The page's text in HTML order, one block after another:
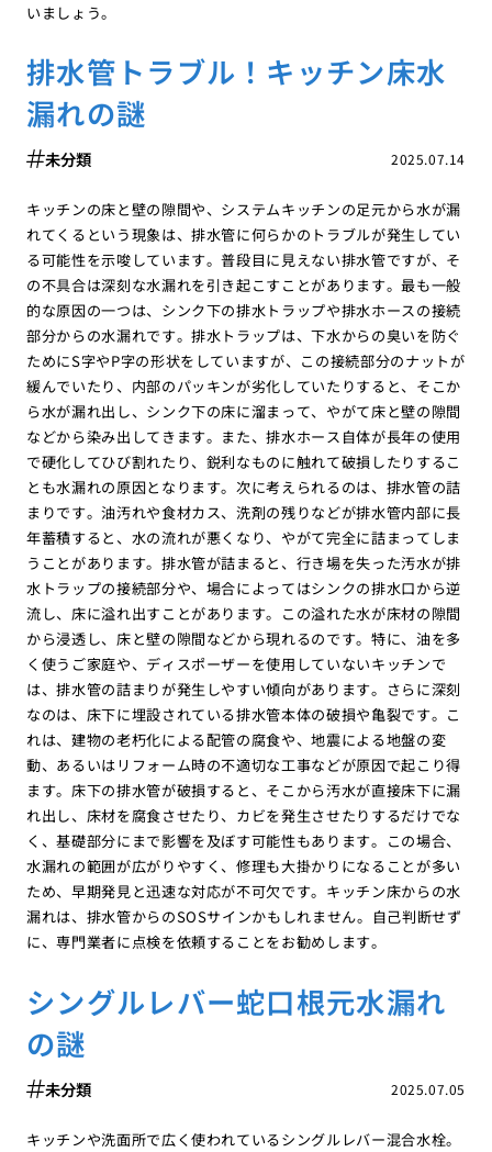
いましょう。
排水管トラブル！キッチン床水
漏れの謎
2025.07.14
未分類
キッチンの床と壁の隙間や、システムキッチンの足元から水が漏
れてくるという現象は、排水管に何らかのトラブルが発生してい
る可能性を示唆しています。普段目に見えない排水管ですが、そ
の不具合は深刻な水漏れを引き起こすことがあります。最も一般
的な原因の一つは、シンク下の排水トラップや排水ホースの接続
部分からの水漏れです。排水トラップは、下水からの臭いを防ぐ
ためにS字やP字の形状をしていますが、この接続部分のナットが
緩んでいたり、内部のパッキンが劣化していたりすると、そこか
ら水が漏れ出し、シンク下の床に溜まって、やがて床と壁の隙間
などから染み出してきます。また、排水ホース自体が長年の使用
で硬化してひび割れたり、鋭利なものに触れて破損したりするこ
とも水漏れの原因となります。次に考えられるのは、排水管の詰
まりです。油汚れや食材カス、洗剤の残りなどが排水管内部に長
年蓄積すると、水の流れが悪くなり、やがて完全に詰まってしま
うことがあります。排水管が詰まると、行き場を失った汚水が排
水トラップの接続部分や、場合によってはシンクの排水口から逆
流し、床に溢れ出すことがあります。この溢れた水が床材の隙間
から浸透し、床と壁の隙間などから現れるのです。特に、油を多
く使うご家庭や、ディスポーザーを使用していないキッチンで
は、排水管の詰まりが発生しやすい傾向があります。さらに深刻
なのは、床下に埋設されている排水管本体の破損や亀裂です。こ
れは、建物の老朽化による配管の腐食や、地震による地盤の変
動、あるいはリフォーム時の不適切な工事などが原因で起こり得
ます。床下の排水管が破損すると、そこから汚水が直接床下に漏
れ出し、床材を腐食させたり、カビを発生させたりするだけでな
く、基礎部分にまで影響を及ぼす可能性もあります。この場合、
水漏れの範囲が広がりやすく、修理も大掛かりになることが多い
ため、早期発見と迅速な対応が不可欠です。キッチン床からの水
漏れは、排水管からのSOSサインかもしれません。自己判断せず
に、専門業者に点検を依頼することをお勧めします。
シングルレバー蛇口根元水漏れ
の謎
2025.07.05
未分類
キッチンや洗面所で広く使われているシングルレバー混合水栓。